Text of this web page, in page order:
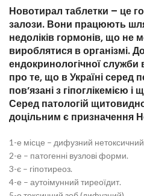
Новотирал таблетки – це
залози. Вони працюють
недоліків гормонів, що не
вироблятися в організмі.
ендокринологічної служби
про те, що в Україні
пов’язані з гіпоглікемією
Серед патологій
доцільним є призначення
1-е місце – дифузний
2-е – патогенні вузлові форми.
3-є – гіпотиреоз.
4-е – аутоімунний тиреоїдит.